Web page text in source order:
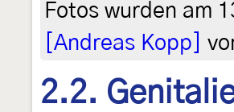
Fotos wurden am
[Andreas Kopp]
2.2.